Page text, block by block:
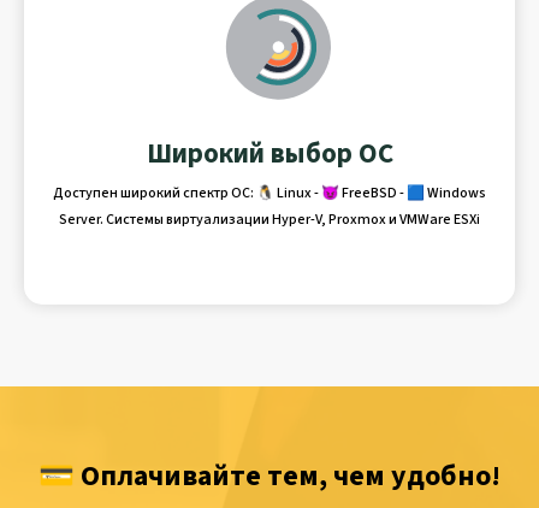
Широкий выбор ОС
Доступен широкий спектр ОС: 🐧 Linux - 😈 FreeBSD - 🟦 Windows
Server. Системы виртуализации Hyper-V, Proxmox и VMWare ESXi
💳 Оплачивайте тем, чем удобно!